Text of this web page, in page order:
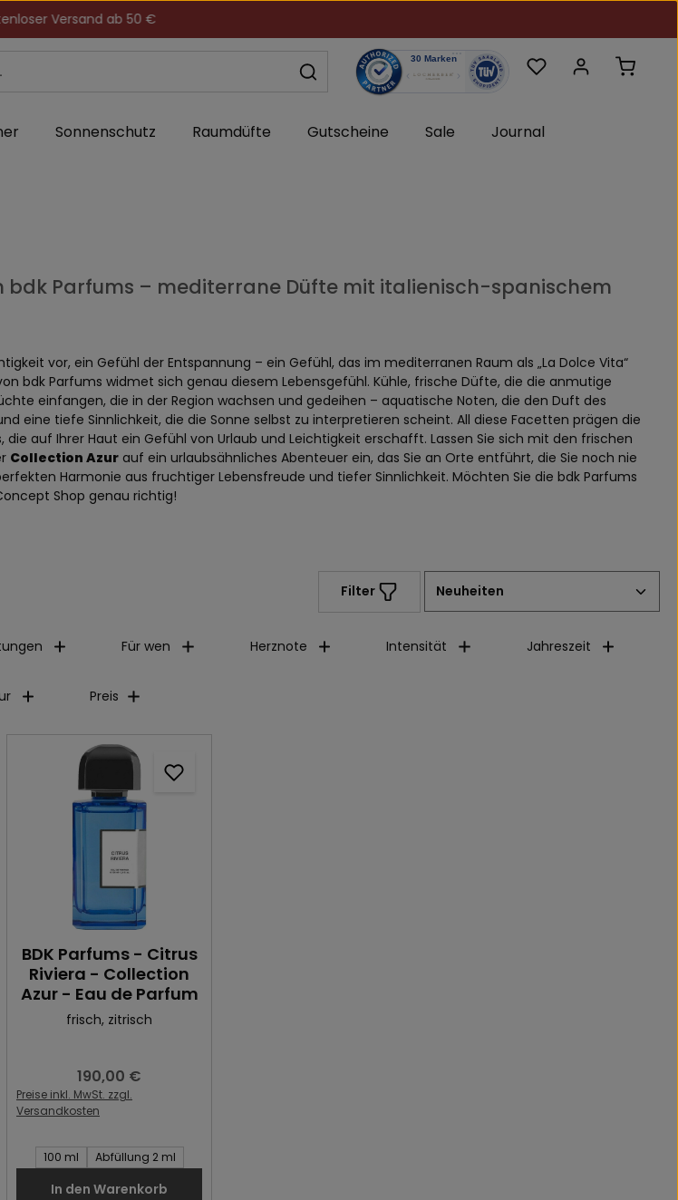
Versand ab 50 €
Du hast 0 Produkte
Sonnenschutz Raumdüfte Gutscheine Sale Journal
bdk Parfums – mediterrane Düfte mit italienisch-spanischem
vor, ein Gefühl der Entspannung – ein Gefühl, das im mediterranen Raum als „La Dolce Vita“
bdk Parfums widmet sich genau diesem Lebensgefühl. Kühle, frische Düfte, die die anmutige
einfangen, die in der Region wachsen und gedeihen – aquatische Noten, die den Duft des
eine tiefe Sinnlichkeit, die die Sonne selbst zu interpretieren scheint. All diese Facetten prägen die
die auf Ihrer Haut ein Gefühl von Urlaub und Leichtigkeit erschafft. Lassen Sie sich mit den frischen
Collection Azur auf ein urlaubsähnliches Abenteuer ein, das Sie an Orte entführt, die Sie noch nie
Harmonie aus fruchtiger Lebensfreude und tiefer Sinnlichkeit. Möchten Sie die bdk Parfums
Shop genau richtig!
Filter
Für wen Herznote Intensität Jahreszeit
Preis
BDK Parfums - Citrus
Riviera - Collection
Azur - Eau de Parfum
frisch, zitrisch
Regulärer Preis:
190,00 €
Preise inkl. MwSt. zzgl.
Versandkosten
Inhalt des Artikel:
100 ml Abfüllung 2 ml
In den Warenkorb